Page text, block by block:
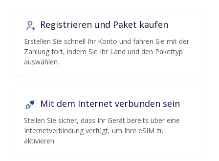
Registrieren und Paket kaufen
Erstellen Sie schnell Ihr Konto und fahren Sie mit der
Zahlung fort, indem Sie Ihr Land und den Pakettyp
auswählen.
Mit dem Internet verbunden sein
Stellen Sie sicher, dass Ihr Gerät bereits über eine
Internetverbindung verfügt, um Ihre eSIM zu
aktivieren.